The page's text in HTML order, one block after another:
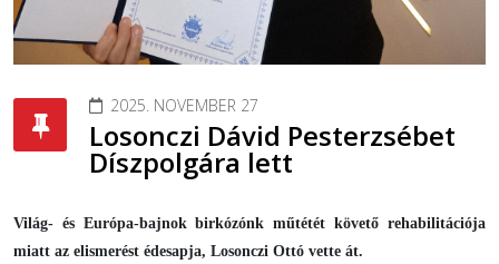
2025. NOVEMBER 27
Losonczi Dávid Pesterzsébet
Díszpolgára lett
Világ- és Európa-bajnok birkózónk műtétét követő rehabilitációja
miatt az elismerést édesapja, Losonczi Ottó vette át.